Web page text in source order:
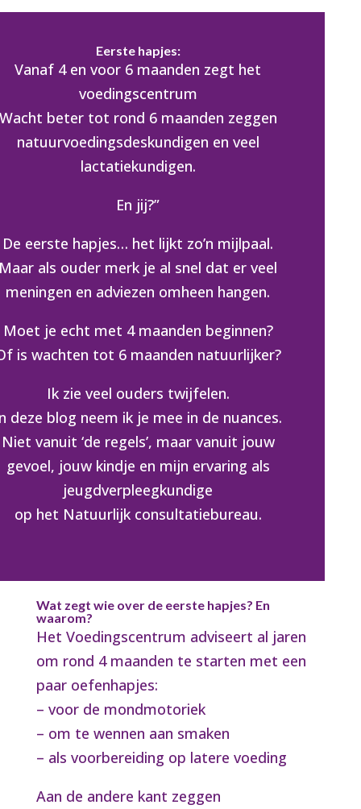
Eerste hapjes:
Vanaf 4 en voor 6 maanden zegt het
voedingscentrum
beter tot rond 6 maanden zeggen
natuurvoedingsdeskundigen en veel
lactatiekundigen.
En jij?”
De eerste hapjes… het lijkt zo’n mijlpaal.
als ouder merk je al snel dat er veel
meningen en adviezen omheen hangen.
Moet je echt met 4 maanden beginnen?
is wachten tot 6 maanden natuurlijker?
Ik zie veel ouders twijfelen.
deze blog neem ik je mee in de nuances.
Niet vanuit ‘de regels’, maar vanuit jouw
gevoel, jouw kindje en mijn ervaring als
jeugdverpleegkundige
op het Natuurlijk consultatiebureau.
Wat zegt wie over de eerste hapjes? En
waarom?
Het Voedingscentrum adviseert al jaren
om rond 4 maanden te starten met een
paar oefenhapjes:
– voor de mondmotoriek
– om te wennen aan smaken
– als voorbereiding op latere voeding
Aan de andere kant zeggen